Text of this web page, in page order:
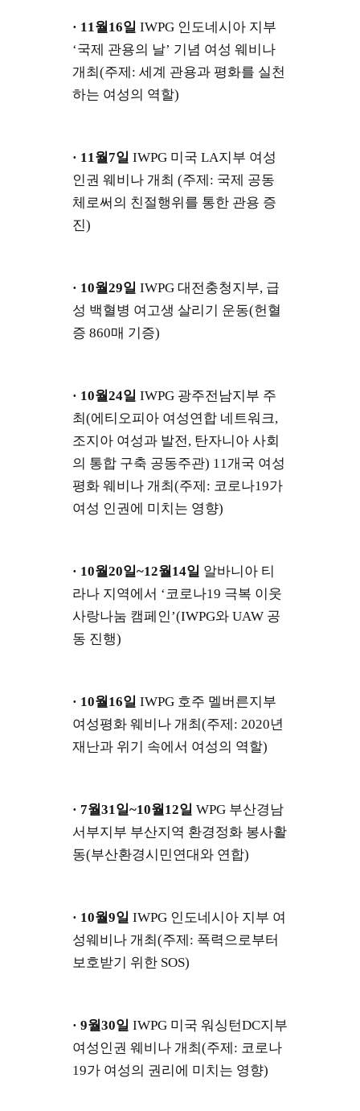
· 11월16일 IWPG 인도네시아 지부
‘국제 관용의 날’ 기념 여성 웨비나
개최(주제: 세계 관용과 평화를 실천
하는 여성의 역할)
· 11월7일 IWPG 미국 LA지부 여성
인권 웨비나 개최 (주제: 국제 공동
체로써의 친절행위를 통한 관용 증
진)
· 10월29일 IWPG 대전충청지부, 급
성 백혈병 여고생 살리기 운동(헌혈
증 860매 기증)
· 10월24일 IWPG 광주전남지부 주
최(에티오피아 여성연합 네트워크,
조지아 여성과 발전, 탄자니아 사회
의 통합 구축 공동주관) 11개국 여성
평화 웨비나 개최(주제: 코로나19가
여성 인권에 미치는 영향)
· 10월20일~12월14일 알바니아 티
라나 지역에서 ‘코로나19 극복 이웃
사랑나눔 캠페인’(IWPG와 UAW 공
동 진행)
· 10월16일 IWPG 호주 멜버른지부
여성평화 웨비나 개최(주제: 2020년
재난과 위기 속에서 여성의 역할)
· 7월31일~10월12일 WPG 부산경남
서부지부 부산지역 환경정화 봉사활
동(부산환경시민연대와 연합)
· 10월9일 IWPG 인도네시아 지부 여
성웨비나 개최(주제: 폭력으로부터
보호받기 위한 SOS)
· 9월30일 IWPG 미국 워싱턴DC지부
여성인권 웨비나 개최(주제: 코로나
19가 여성의 권리에 미치는 영향)